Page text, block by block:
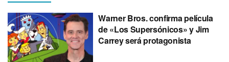
Warner Bros. confirma película
de «Los Supersónicos» y Jim
Carrey será protagonista